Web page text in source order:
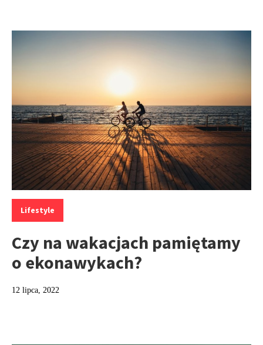
Kategorie:
Lifestyle
Czy na wakacjach pamiętamy
o ekonawykach?
12 lipca, 2022